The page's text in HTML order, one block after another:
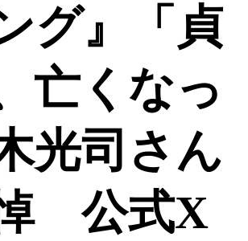
グ』「貞
亡くなっ
光司さん
公式X